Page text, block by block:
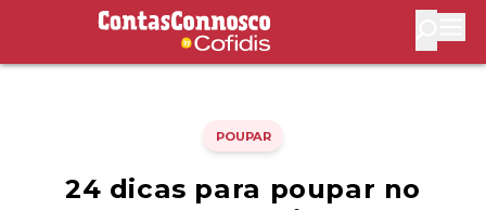
Contas Connosco by Cofidis
POUPAR
24 dicas para poupar no